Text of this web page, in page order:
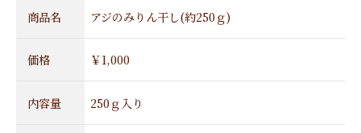
商品名 アジのみりん干し(約250ｇ)
価格 ￥1,000
内容量 250ｇ入り